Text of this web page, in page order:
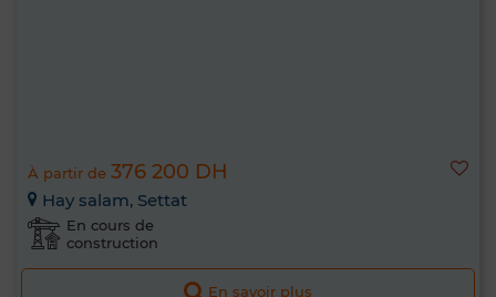
À partir de 376 200 DH
Hay salam, Settat
En cours de
construction
En savoir plus